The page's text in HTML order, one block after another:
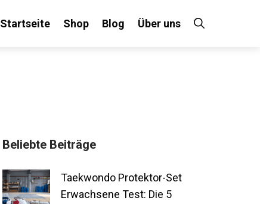
Startseite Shop Blog Über uns
Beliebte Beiträge
Taekwondo Protektor-Set
Erwachsene Test: Die 5